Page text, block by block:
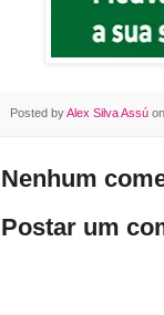
Posted byAlex Silva Assú on
Nenhum
Postar um